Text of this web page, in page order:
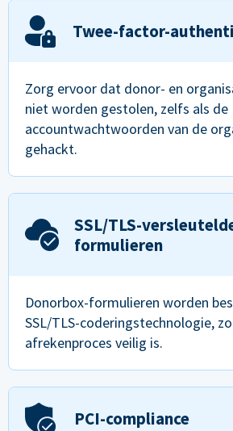
Twee-factor-
Zorg ervoor dat donor- en
niet worden gestolen, zelfs als de
accountwachtwoorden van de
gehackt.
SSL/TLS-
formulieren
Donorbox-formulieren worden
SSL/TLS-coderingstechnologie,
afrekenproces veilig is.
PCI-compliance